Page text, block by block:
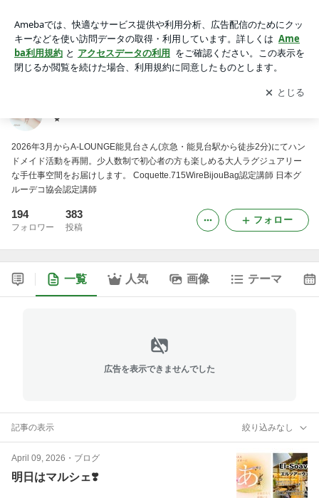
アプリをダウンロードして ブログの更新通知
を受け取りまし
ょう。
開く
⭐︎
2026年3月からA-LOUNGE能見台さん(京急・能見台駅から徒歩2分)にてハン
ドメイド活動を再開。少人数制で初心者の方も楽しめる大人ラグジュアリー
な手仕事空間をお届けします。 Coquette.715WireBijouBag認定講師 日本グ
ルーデコ協会認定講師
194
フォロワー
383
投稿
フォロー
一覧 人気 画像 テーマ
広告を表示できませんでした
記事の表示 絞り込みなし
April 09, 2026 ・ ブログ
明日はマルシェ❣️